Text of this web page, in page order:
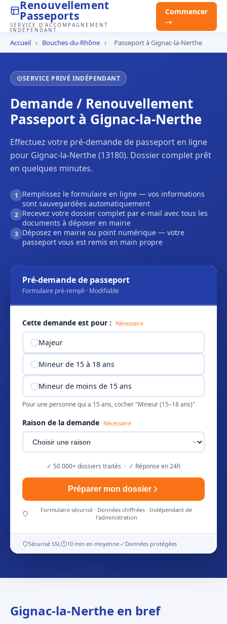
Renouvellement
Passeports
SERVICE D'ACCOMPAGNEMENT
INDÉPENDANT
Commencer
→
Accueil › Bouches-du-Rhône › Passeport à Gignac-la-Nerthe
SERVICE PRIVÉ INDÉPENDANT
Demande / Renouvellement
Passeport à Gignac-la-Nerthe
Effectuez votre pré-demande de passeport en ligne
pour Gignac-la-Nerthe (13180). Dossier complet prêt
en quelques minutes.
1
Remplissez le formulaire en ligne — vos informations
sont sauvegardées automatiquement
2 Recevez votre dossier complet par e-mail avec tous les
documents à déposer en mairie
3 Déposez en mairie ou point numérique — votre
passeport vous est remis en main propre
Pré-demande de passeport
Formulaire pré-rempli · Modifiable
Cette demande est pour : Nécessaire
Majeur
Mineur de 15 à 18 ans
Mineur de moins de 15 ans
Pour une personne qui a 15 ans, cocher "Mineur (15–18 ans)"
Raison de la demande Nécessaire
✓ 50 000+ dossiers traités · ✓ Réponse en 24h
Préparer mon dossier
Formulaire sécurisé · Données chiffrées · Indépendant de
l'administration
Sécurisé SSL 10 min en moyenne Données protégées
Gignac-la-Nerthe en bref